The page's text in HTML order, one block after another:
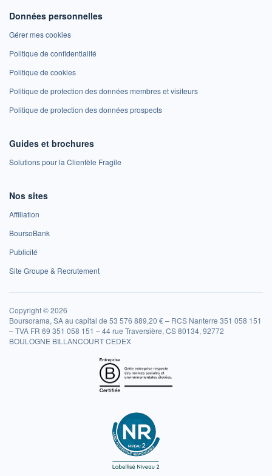
Données personnelles
Gérer mes cookies
Politique de confidentialité
Politique de cookies
Politique de protection des données membres et visiteurs
Politique de protection des données prospects
Guides et brochures
Solutions pour la Clientèle Fragile
Nos sites
Affiliation
BoursoBank
Publicité
Site Groupe & Recrutement
Copyright © 2026
Boursorama, SA au capital de 53 576 889,20 € – RCS Nanterre 351 058 151
– TVA FR 69 351 058 151 – 44 rue Traversière, CS 80134, 92772
BOULOGNE BILLANCOURT CEDEX